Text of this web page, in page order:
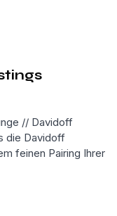
// Davidoff
die Davidoff
feinen Pairing Ihrer